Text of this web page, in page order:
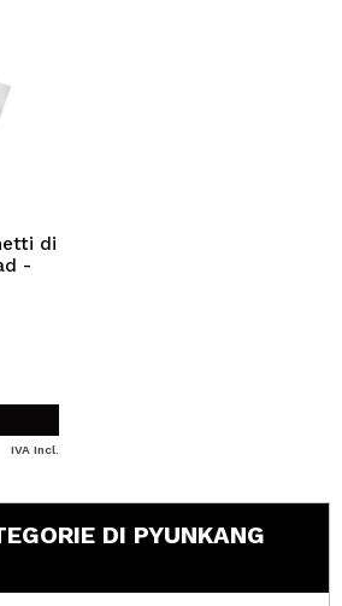
di
-
IVA Incl.
DI PYUNKANG